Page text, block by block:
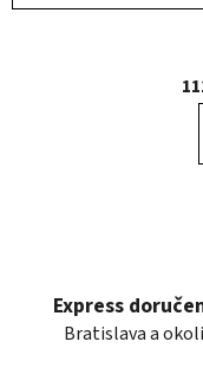
Express
Bratislava a